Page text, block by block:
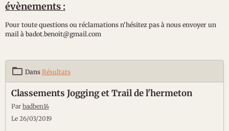
évènements :
Pour toute questions ou réclamations n'hésitez pas à nous envoyer un
mail à badot.benoit@gmail.com
Dans Résultats
Classements Jogging et Trail de l'hermeton
Par badben14
Le 26/03/2019